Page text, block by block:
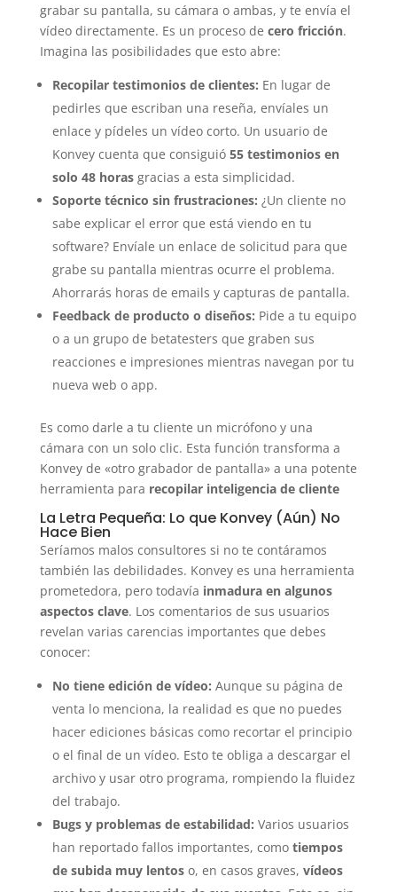
grabar su pantalla, su cámara o ambas, y te envía el
vídeo directamente. Es un proceso de cero fricción.
Imagina las posibilidades que esto abre:
Recopilar testimonios de clientes: En lugar de
pedirles que escriban una reseña, envíales un
enlace y pídeles un vídeo corto. Un usuario de
Konvey cuenta que consiguió 55 testimonios en
solo 48 horasgracias a esta simplicidad.
Soporte técnico sin frustraciones: ¿Un cliente no
sabe explicar el error que está viendo en tu
software? Envíale un enlace de solicitud para que
grabe su pantalla mientras ocurre el problema.
Ahorrarás horas de emails y capturas de pantalla.
Feedback de producto o diseños: Pide a tu equipo
o a un grupo de betatesters que graben sus
reacciones e impresiones mientras navegan por tu
nueva web o app.
Es como darle a tu cliente un micrófono y una
cámara con un solo clic. Esta función transforma a
Konvey de «otro grabador de pantalla» a una potente
herramienta para recopilar inteligencia de cliente
La Letra Pequeña: Lo que Konvey (Aún) No
Hace Bien
Seríamos malos consultores si no te contáramos
también las debilidades. Konvey es una herramienta
prometedora, pero todavía inmadura en algunos
aspectos clave. Los comentarios de sus usuarios
revelan varias carencias importantes que debes
conocer:
No tiene edición de vídeo: Aunque su página de
venta lo menciona, la realidad es que no puedes
hacer ediciones básicas como recortar el principio
o el final de un vídeo. Esto te obliga a descargar el
archivo y usar otro programa, rompiendo la fluidez
del trabajo.
Bugs y problemas de estabilidad: Varios usuarios
han reportado fallos importantes, como tiempos
de subida muy lentoso, en casos graves, vídeos